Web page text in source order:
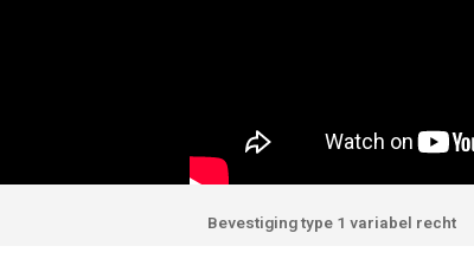
Bevestiging type 1 variabel recht